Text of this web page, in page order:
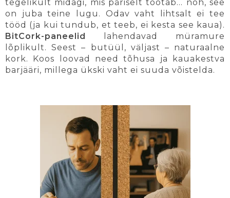
tegelikult midagi, mis päriselt töötab… noh, see
on juba teine lugu. Odav vaht lihtsalt ei tee
tööd (ja kui tundub, et teeb, ei kesta see kaua).
BitCork-paneelid
lahendavad müramure
lõplikult. Seest – butüül, väljast – naturaalne
kork. Koos loovad need tõhusa ja kauakestva
barjääri, millega ükski vaht ei suuda võistelda.